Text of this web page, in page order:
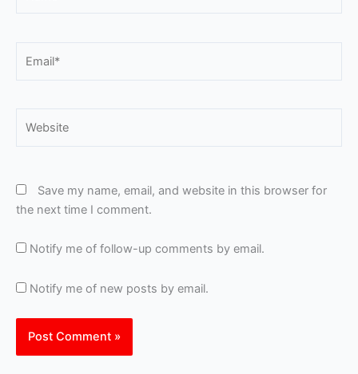
Save my name, email, and website in this browser for
the next time I comment.
Notify me of follow-up comments by email.
Notify me of new posts by email.